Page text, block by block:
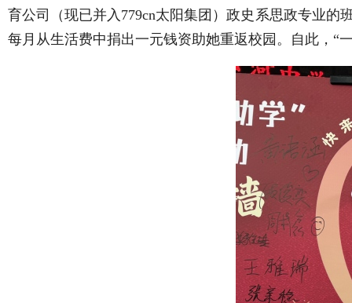
育公司（现已并入779cn太阳集团）政史系思政专业
每月从生活费中捐出一元钱资助她重返校园。自此，“